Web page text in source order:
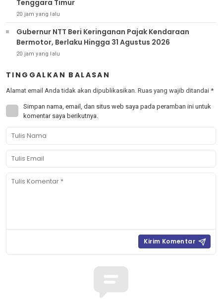
Tenggara Timur
20 jam yang lalu
Gubernur NTT Beri Keringanan Pajak Kendaraan
Bermotor, Berlaku Hingga 31 Agustus 2026
20 jam yang lalu
TINGGALKAN BALASAN
Alamat email Anda tidak akan dipublikasikan. Ruas yang wajib ditandai *
Simpan nama, email, dan situs web saya pada peramban ini untuk
komentar saya berikutnya.